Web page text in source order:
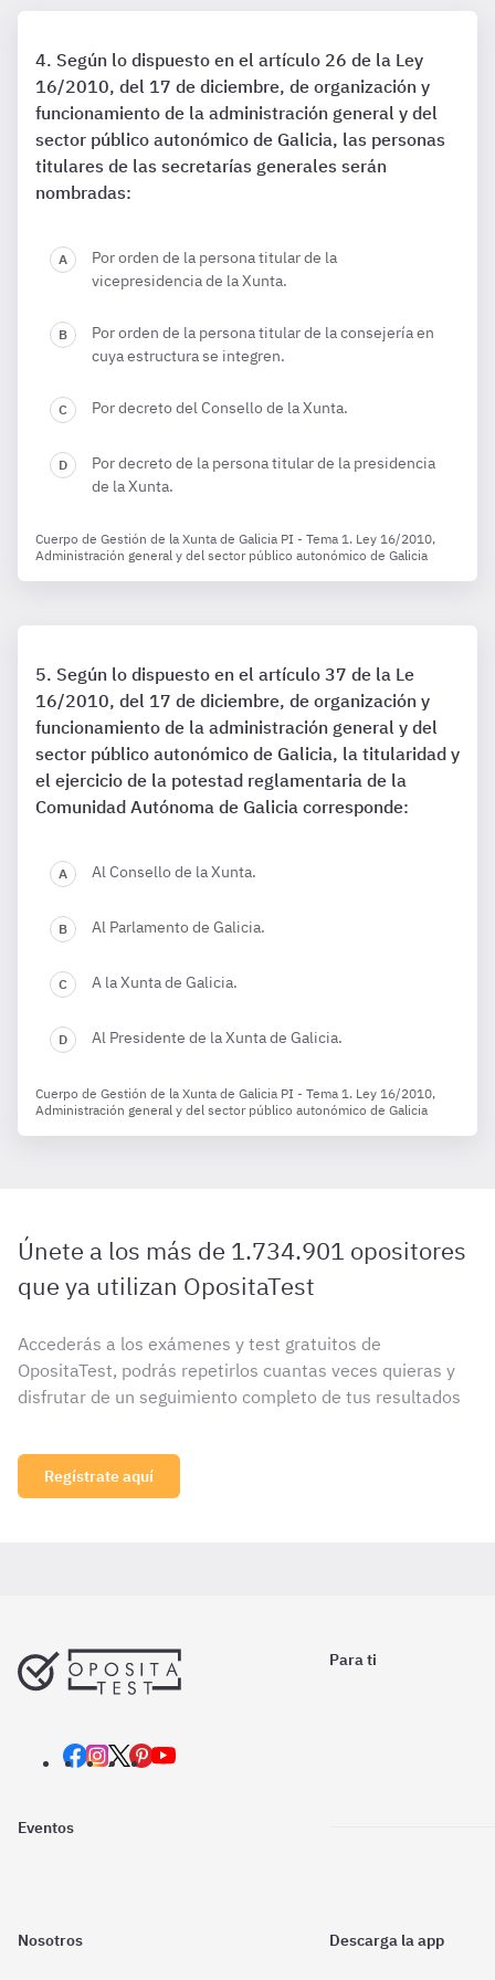
Según lo dispuesto en el artículo 26 de la Ley
16/2010, del 17 de diciembre, de organización y
funcionamiento de la administración general y del
sector público autonómico de Galicia, las personas
titulares de las secretarías generales serán
nombradas:
Por orden de la persona titular de la
vicepresidencia de la Xunta.
Por orden de la persona titular de la consejería en
cuya estructura se integren.
Por decreto del Consello de la Xunta.
Por decreto de la persona titular de la presidencia
de la Xunta.
Cuerpo de Gestión de la Xunta de Galicia PI - Tema 1. Ley 16/2010,
Administración general y del sector público autonómico de Galicia
Según lo dispuesto en el artículo 37 de la Le
16/2010, del 17 de diciembre, de organización y
funcionamiento de la administración general y del
sector público autonómico de Galicia, la titularidad y
el ejercicio de la potestad reglamentaria de la
Comunidad Autónoma de Galicia corresponde:
Al Consello de la Xunta.
Al Parlamento de Galicia.
A la Xunta de Galicia.
Al Presidente de la Xunta de Galicia.
Cuerpo de Gestión de la Xunta de Galicia PI - Tema 1. Ley 16/2010,
Administración general y del sector público autonómico de Galicia
Únete a los más de 1.734.901 opositores
que ya utilizan OpositaTest
Accederás a los exámenes y test gratuitos de
OpositaTest, podrás repetirlos cuantas veces quieras y
disfrutar de un seguimiento completo de tus resultados
Regístrate aquí
Para ti
Eventos
Nosotros Descarga la app